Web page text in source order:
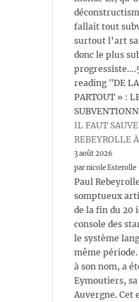
fallait tout
surtout l’art
donc le plus
reading "DE
PARTOUT » :
IL FAUT
REBEYROLLE
3 août 2026
par nicole Esterolle
Paul
somptueux
de la fin du 20
console des
le système
même
à son nom, a
Eymoutiers,
Auvergne. Cet